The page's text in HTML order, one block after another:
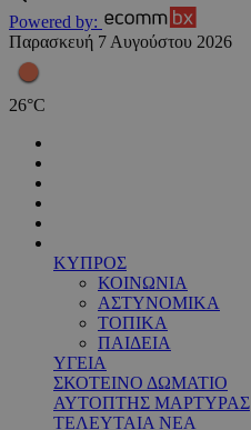
Powered by:
Παρασκευή 7 Αυγούστου 2026
26°C
ΚΥΠΡΟΣ
ΚΟΙΝΩΝΙΑ
ΑΣΤΥΝΟΜΙΚΑ
ΤΟΠΙΚΑ
ΠΑΙΔΕΙΑ
ΥΓΕΙΑ
ΣΚΟΤΕΙΝΟ ΔΩΜΑΤΙΟ
ΑΥΤΟΠΤΗΣ ΜΑΡΤΥΡΑΣ
ΤΕΛΕΥΤΑΙΑ ΝΕΑ